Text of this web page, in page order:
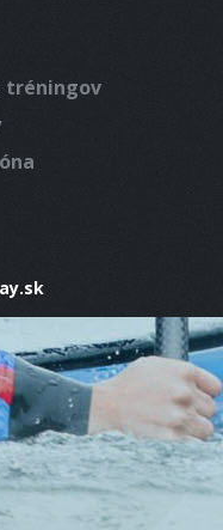
tréningov